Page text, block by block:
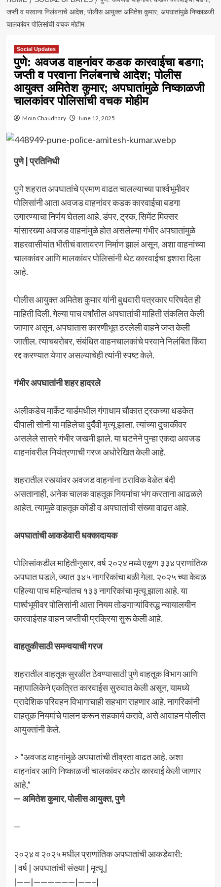
जप्ती व परवाना निलंबनाचे आदेश; पोलीस आयुक्त अमितेश कुमार; अपघातांमुळे निष्काळजी
चालकांवर पोलिसांची वचक मोहीम
Social Updates
पुणे: अवजड वाहनांवर कडक कारवाईचा बडगा;
जप्ती व परवाना निलंबनाचे आदेश; पोलीस
आयुक्त अमितेश कुमार; अपघातांमुळे निष्काळजी
चालकांवर पोलिसांची वचक मोहीम
Moin Chaudhary June 12, 2025
पुणे | प्रतिनिधी
पुणे शहरात अपघातांचे प्रमाण वाढत चालल्याच्या पार्श्वभूमीवर
पोलिसांनी आता अवजड वाहनांवर कडक कारवाईचा बडगा
उगारण्याचा निर्णय घेतला आहे. डंपर, ट्रक, सिमेंट मिक्सर
यांसारख्या अवजड वाहनांमुळे होत असलेल्या गंभीर अपघातांमुळे
शहरवासीयांत भीतीचं वातावरण निर्माण झालं असून, अशा वाहनांच्या
चालकांवर आणि मालकांवर पोलिसांनी थेट कारवाईचा इशारा दिला
आहे.
पोलीस आयुक्त अमितेश कुमार यांनी बुधवारी पत्रकार परिषदेत ही
माहिती दिली. गेल्या पाच वर्षांतील अपघातांची माहिती संकलित केली
जाणार असून, अपघातास कारणीभूत ठरलेली वाहने जप्त केली
जातील. त्याचबरोबर, संबंधित वाहनचालकांचे परवाने निलंबित किंवा
रद्द करण्यात येणार असल्याचेही त्यांनी स्पष्ट केले.
गंभीर अपघातांनी शहर हादरले
अलीकडेच मार्केट यार्डमधील गंगाधाम चौकात ट्रकच्या धडकेत
दीपाली सोनी या महिलेचा दुर्दैवी मृत्यू झाला. त्यांच्या दुचाकीवर
असलेले सासरे गंभीर जखमी झाले. या घटनेने पुन्हा एकदा अवजड
वाहनांवरील नियंत्रणाची गरज अधोरेखित केली आहे.
शहरातील रस्त्यांवर अवजड वाहनांना ठराविक वेळेत बंदी
असतानाही, अनेक चालक वाहतूक नियमांचा भंग करताना आढळले
आहेत. त्यामुळे वाहतूक कोंडी व अपघातांची संख्या वाढत आहे.
अपघातांची आकडेवारी धक्कादायक
पोलिसांकडील माहितीनुसार, वर्ष २०२४ मध्ये एकूण ३३४ प्राणांतिक
अपघात घडले, ज्यात ३४५ नागरिकांचा बळी गेला. २०२५ च्या केवळ
पहिल्या पाच महिन्यांतच १३३ नागरिकांचा मृत्यू झाला आहे. या
पार्श्वभूमीवर पोलिसांनी आता नियम तोडणाऱ्यांविरुद्ध न्यायालयीन
कारवाईसह वाहन जप्तीची प्रक्रिया सुरू केली आहे.
वाहतुकीसाठी समन्वयाची गरज
शहरातील वाहतूक सुरळीत ठेवण्यासाठी पुणे वाहतूक विभाग आणि
महापालिकेने एकत्रित कारवाईस सुरुवात केली असून, यामध्ये
प्रादेशिक परिवहन विभागाचाही सहभाग राहणार आहे. नागरिकांनी
वाहतूक नियमांचे पालन करून सहकार्य करावे, असे आवाहन पोलीस
आयुक्तांनी केले.
> “अवजड वाहनांमुळे अपघातांची तीव्रता वाढत आहे. अशा
वाहनांवर आणि निष्काळजी चालकांवर कठोर कारवाई केली जाणार
आहे,”
— अमितेश कुमार, पोलीस आयुक्त, पुणे
—
२०२४ व २०२५ मधील प्राणांतिक अपघातांची आकडेवारी:
| वर्ष | अपघातांची संख्या | मृत्यू |
|——|——————|——–|